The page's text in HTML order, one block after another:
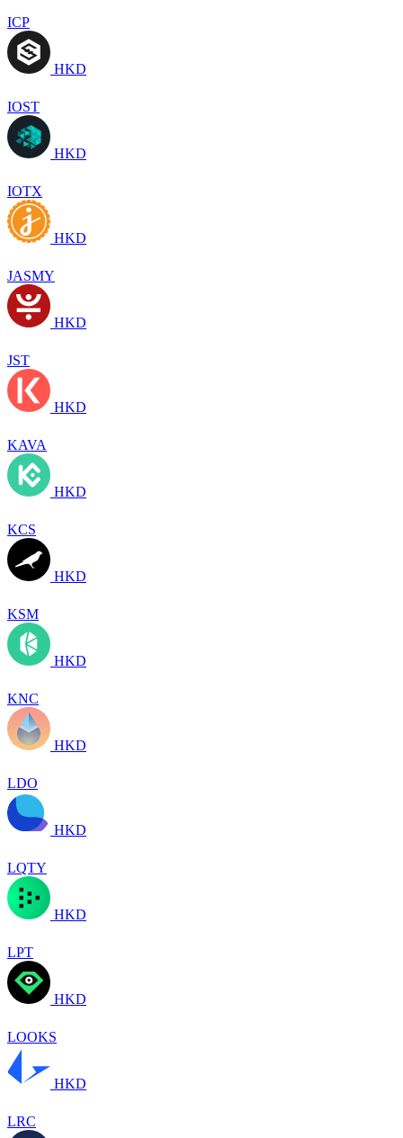
ICP
HKD
IOST
HKD
IOTX
HKD
JASMY
HKD
JST
HKD
KAVA
HKD
KCS
HKD
KSM
HKD
KNC
HKD
LDO
HKD
LQTY
HKD
LPT
HKD
LOOKS
HKD
LRC